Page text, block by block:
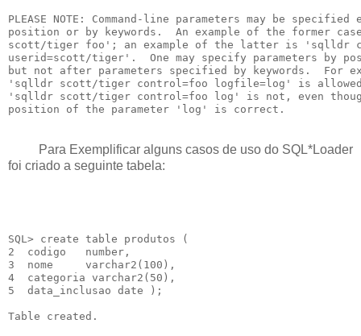
PLEASE NOTE: Command-line parameters may be
position or by keywords.  An example of the former
scott/tiger foo'; an example of the latter is 'sqlldr
userid=scott/tiger'.  One may specify parameters by
but not after parameters specified by keywords.  For
'sqlldr scott/tiger control=foo logfile=log' is
'sqlldr scott/tiger control=foo log' is not, even
Para Exemplificar alguns casos de uso do SQL*Loader
foi criado a seguinte tabela:
SQL> create table produtos (
2  codigo   number,
3  nome     varchar2(100),
4  categoria varchar2(50),
5  data_inclusao date );